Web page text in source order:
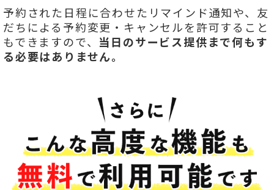
予約された日程に合わせたリマインド通知や、友
だちによる予約変更・キャンセルを許可すること
もできますので、 当日のサービス提供まで何もす
る必要はありません。